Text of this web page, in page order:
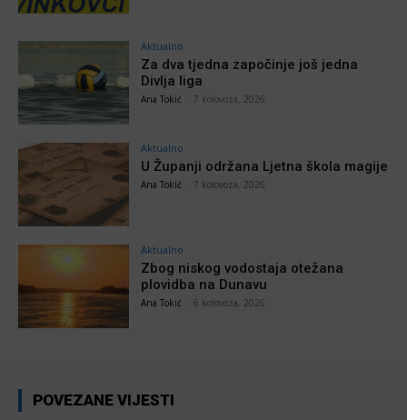
Aktualno
Za dva tjedna započinje još jedna
Divlja liga
Ana Tokić 7 kolovoza, 2026
Aktualno
U Županji održana Ljetna škola magije
Ana Tokić 7 kolovoza, 2026
Aktualno
Zbog niskog vodostaja otežana
plovidba na Dunavu
Ana Tokić 6 kolovoza, 2026
POVEZANE VIJESTI